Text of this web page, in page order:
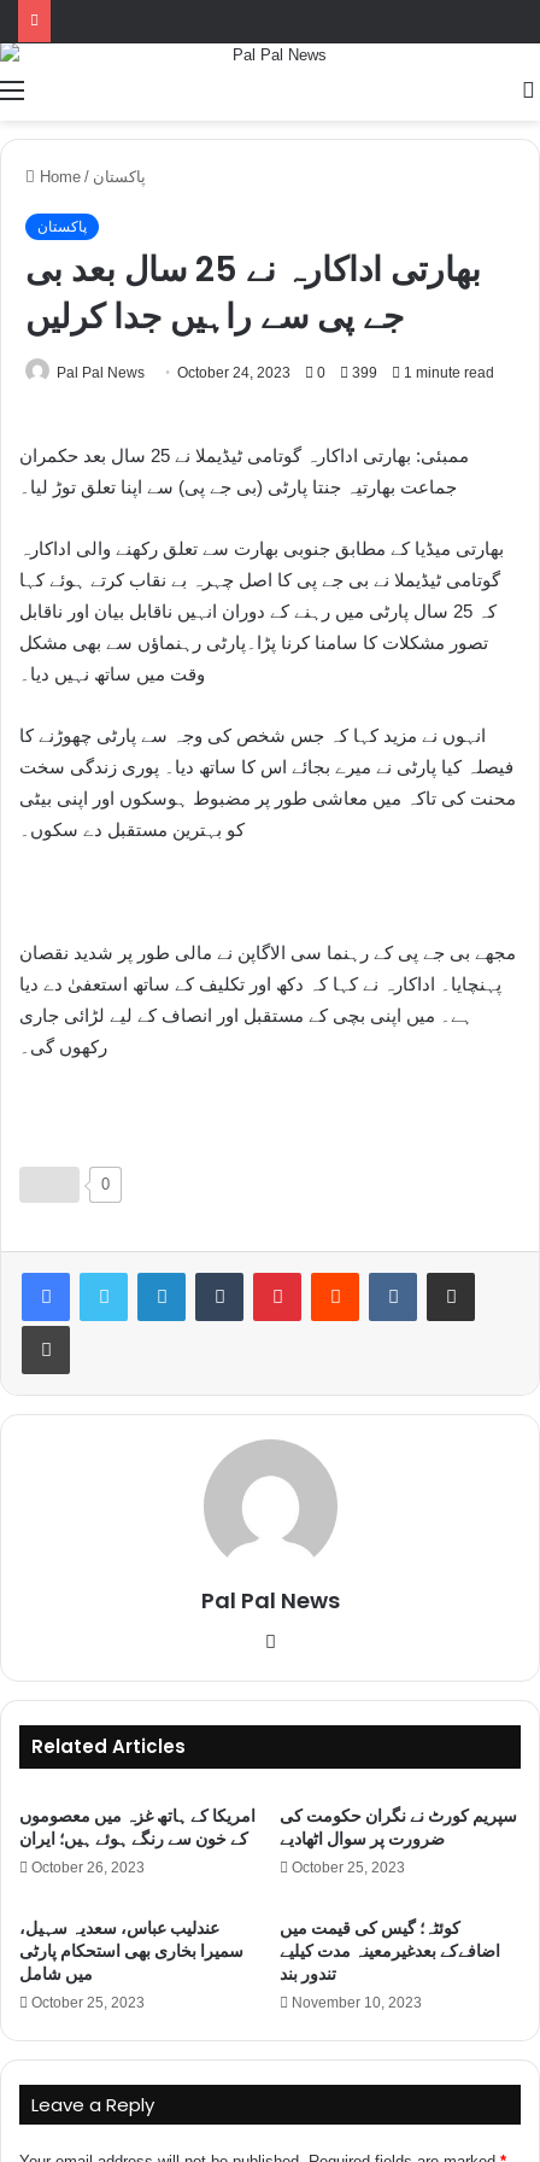
Home / پاکستان
پاکستان
بھارتی اداکارہ نے 25 سال بعد بی
جے پی سے راہیں جدا کرلیں
Pal Pal News October 24, 2023 0 399 1 minute read
ممبئی: بھارتی اداکارہ گوتامی ٹیڈیملا نے 25 سال بعد حکمران
جماعت بھارتیہ جنتا پارٹی (بی جے پی) سے اپنا تعلق توڑ لیا۔
بھارتی میڈیا کے مطابق جنوبی بھارت سے تعلق رکھنے والی اداکارہ
گوتامی ٹیڈیملا نے بی جے پی کا اصل چہرہ بے نقاب کرتے ہوئے کہا
کہ 25 سال پارٹی میں رہنے کے دوران انہیں ناقابل بیان اور ناقابل
تصور مشکلات کا سامنا کرنا پڑا۔پارٹی رہنماؤں سے بھی مشکل
وقت میں ساتھ نہیں دیا۔
انہوں نے مزید کہا کہ جس شخص کی وجہ سے پارٹی چھوڑنے کا
فیصلہ کیا پارٹی نے میرے بجائے اس کا ساتھ دیا۔ پوری زندگی سخت
محنت کی تاکہ میں معاشی طور پر مضبوط ہوسکوں اور اپنی بیٹی
کو بہترین مستقبل دے سکوں۔
مجھے بی جے پی کے رہنما سی الاگاپن نے مالی طور پر شدید نقصان
پہنچایا۔ اداکارہ نے کہا کہ دکھ اور تکلیف کے ساتھ استعفیٰ دے دیا
ہے۔ میں اپنی بچی کے مستقبل اور انصاف کے لیے لڑائی جاری
رکھوں گی۔
0
Pal Pal News
b
s
e
Related Articles
امریکا کے ہاتھ غزہ میں معصوموں
کے خون سے رنگے ہوئے ہیں؛ ایران
October 26, 2023
سپریم کورٹ نے نگران حکومت کی
ضرورت پر سوال اٹھادیے
October 25, 2023
عندلیب عباس، سعدیہ سہیل،
سمیرا بخاری بھی استحکام پارٹی
میں شامل
October 25, 2023
کوئٹہ؛ گیس کی قیمت میں
اضافےکے بعدغیرمعینہ مدت کیلیے
تندور بند
November 10, 2023
Leave a Reply